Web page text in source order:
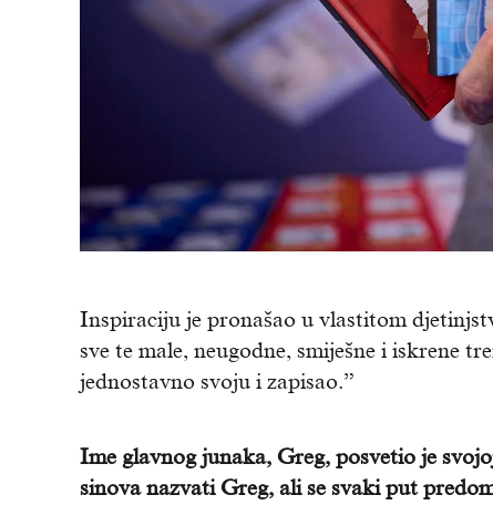
Inspiraciju je pronašao u vlastitom
sve te male, neugodne, smiješne i iskrene
jednostavno svoju i zapisao.”
Ime glavnog junaka, Greg, posvetio je
sinova nazvati Greg, ali se svaki put